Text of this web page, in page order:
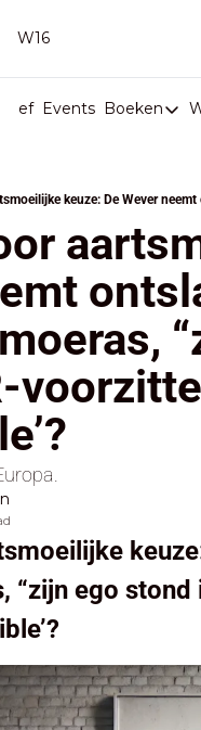
W16
Events Boeken
Boeken
Stop
Het
De
“zijn ego